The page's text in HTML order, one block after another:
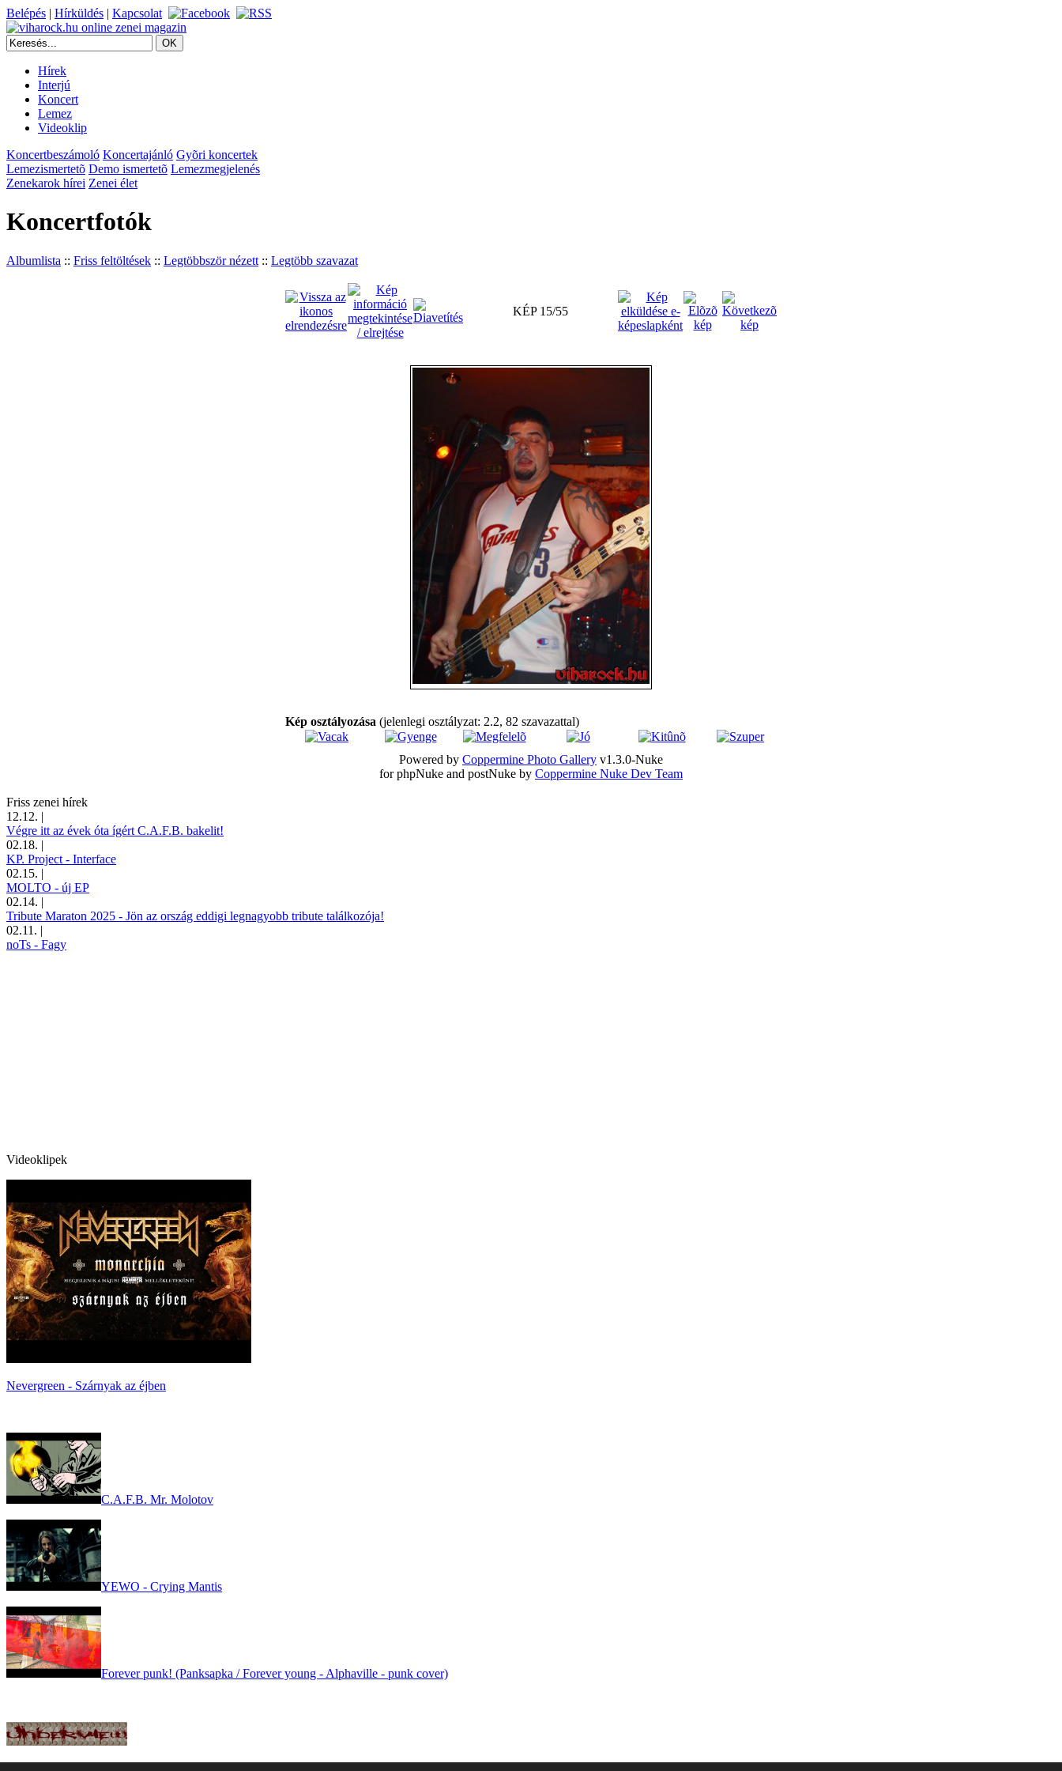
Belépés | Hírküldés | Kapcsolat
Hírek
Interjú
Koncert
Lemez
Videoklip
Koncertbeszámoló Koncertajánló Gyõri koncertek
Lemezismertetõ Demo ismertetõ Lemezmegjelenés
Zenekarok hírei Zenei élet
Koncertfotók
Albumlista :: Friss feltöltések :: Legtöbbször nézett :: Legtöbb szavazat
KÉP 15/55
Kép osztályozása (jelenlegi osztályzat: 2.2, 82 szavazattal)
Powered by Coppermine Photo Gallery v1.3.0-Nuke
for phpNuke and postNuke by Coppermine Nuke Dev Team
Friss zenei hírek
12.12. |
Végre itt az évek óta ígért C.A.F.B. bakelit!
02.18. |
KP. Project - Interface
02.15. |
MOLTO - új EP
02.14. |
Tribute Maraton 2025 - Jön az ország eddigi legnagyobb tribute találkozója!
02.11. |
noTs - Fagy
Videoklipek
Nevergreen - Szárnyak az éjben
C.A.F.B. Mr. Molotov
YEWO - Crying Mantis
Forever punk! (Panksapka / Forever young - Alphaville - punk cover)